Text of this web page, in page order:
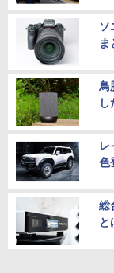
ソ
ま
鳥
し
レ
色
総
と